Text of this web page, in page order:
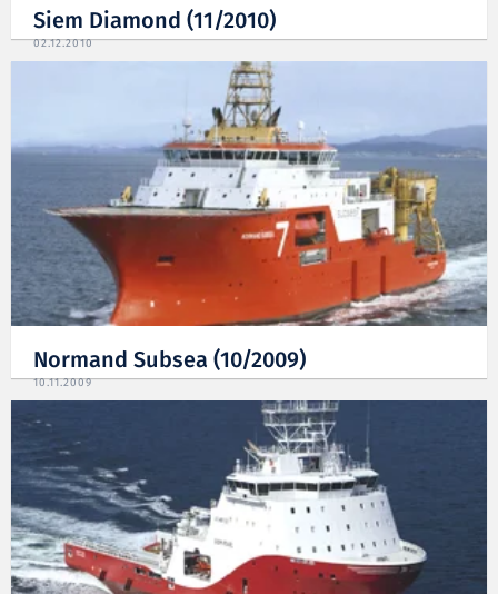
Siem Diamond (11/2010)
02.12.2010
Normand Subsea (10/2009)
10.11.2009